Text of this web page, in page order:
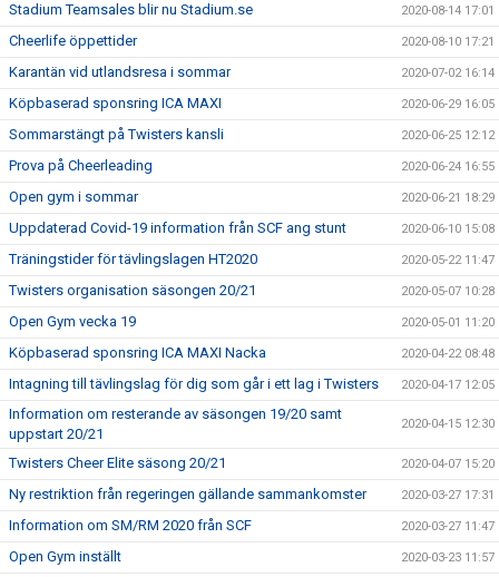
Stadium Teamsales blir nu Stadium.se 2020-08-14 17:01
Cheerlife öppettider 2020-08-10 17:21
Karantän vid utlandsresa i sommar 2020-07-02 16:14
Köpbaserad sponsring ICA MAXI 2020-06-29 16:05
Sommarstängt på Twisters kansli 2020-06-25 12:12
Prova på Cheerleading 2020-06-24 16:55
Open gym i sommar 2020-06-21 18:29
Uppdaterad Covid-19 information från SCF ang stunt 2020-06-10 15:08
Träningstider för tävlingslagen HT2020 2020-05-22 11:47
Twisters organisation säsongen 20/21 2020-05-07 10:28
Open Gym vecka 19 2020-05-01 11:20
Köpbaserad sponsring ICA MAXI Nacka 2020-04-22 08:48
Intagning till tävlingslag för dig som går i ett lag i Twisters 2020-04-17 12:05
Information om resterande av säsongen 19/20 samt
uppstart 20/21
2020-04-15 12:30
Twisters Cheer Elite säsong 20/21 2020-04-07 15:20
Ny restriktion från regeringen gällande sammankomster 2020-03-27 17:31
Information om SM/RM 2020 från SCF 2020-03-27 11:47
Open Gym inställt 2020-03-23 11:57